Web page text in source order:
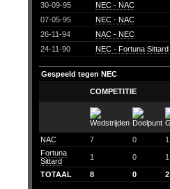
30-09-95
NEC - NAC
07-05-95
NEC - NAC
26-11-94
NAC - NEC
24-11-90
NEC - Fortuna Sittard
Gespeeld tegen NEC
COMPETITIE
NAC 7 0 1
Fortuna
Sittard
1 0 1
TOTAAL 8 0 2